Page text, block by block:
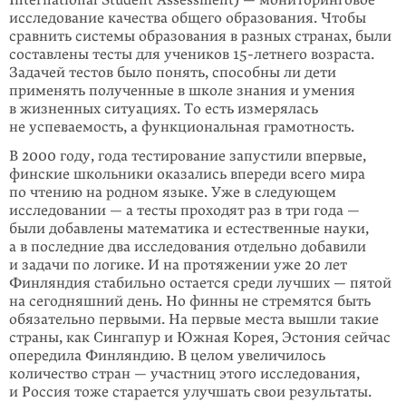
исследование качества общего образования. Чтобы
сравнить системы образования в разных странах, были
составлены тесты для учеников 15-летнего возраста.
Задачей тестов было понять, способны ли дети
применять полученные в школе знания и умения
в жизненных ситуациях. То есть измерялась
не успеваемость, а функциональ­ная грамотность.
В 2000 году, года тестирование запустили впервые,
финские школьники оказались впереди всего мира
по чтению на родном языке. Уже в следующем
исследовании — а тесты проходят раз в три года —
были добавлены мате­ма­тика и естественные науки,
а в последние два исследования отдельно доба­вили
и задачи по логике. И на протяжении уже 20 лет
Финляндия стабильно оста­ется среди лучших — пятой
на сегодняшний день. Но финны не стремятся быть
обязательно первыми. На первые места вышли такие
страны, как Син­га­пур и Южная Корея, Эстония сейчас
опередила Финляндию. В целом увели­чилось
количество стран — участниц этого исследования,
и Россия тоже старается улучшать свои результаты.